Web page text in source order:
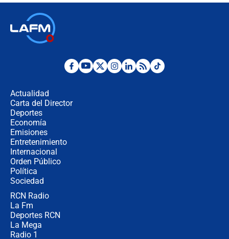
Desde dermatitis hasta infecciones:
Actualidad
Carta del Director
Deportes
Economía
Emisiones
Entretenimiento
Internacional
Orden Público
Política
Sociedad
RCN Radio
La Fm
Deportes RCN
La Mega
Radio 1